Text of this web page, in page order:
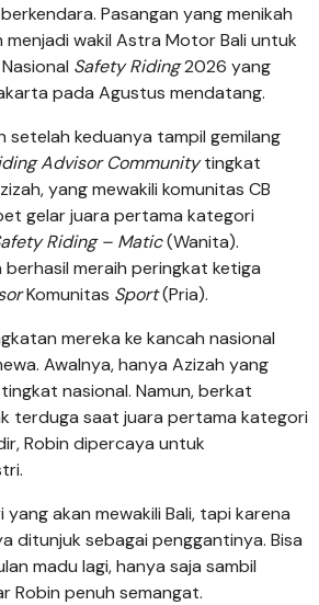
Pasangan yang menikah
menjadi wakil Astra Motor Bali untuk
Safety Riding2026 yang
pada Agustus mendatang.
setelah keduanya tampil gemilang
Advisor Communitytingkat
yang mewakili komunitas CB
gelar juara pertama kategori
Riding – Matic(Wanita).
berhasil meraih peringkat ketiga
Komunitas Sport(Pria).
mereka ke kancah nasional
Awalnya, hanya Azizah yang
nasional. Namun, berkat
terduga saat juara pertama kategori
Robin dipercaya untuk
akan mewakili Bali, tapi karena
ditunjuk sebagai penggantinya. Bisa
madu lagi, hanya saja sambil
Robin penuh semangat.